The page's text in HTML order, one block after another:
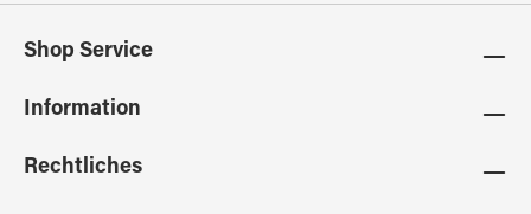
Shop Service
Information
Rechtliches